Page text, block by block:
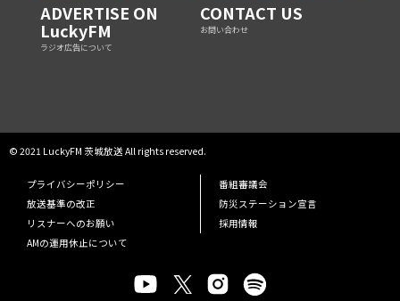
ADVERTISE ON
LuckyFM
ラジオ広告について
CONTACT US
お問い合わせ
© 2021 LuckyFM 茨城放送 All rights reserved.
プライバシーポリシー
番組審議会
放送基準の改正
防災ステーション宣言
リスナーへのお願い
採用情報
AMの運用休止について